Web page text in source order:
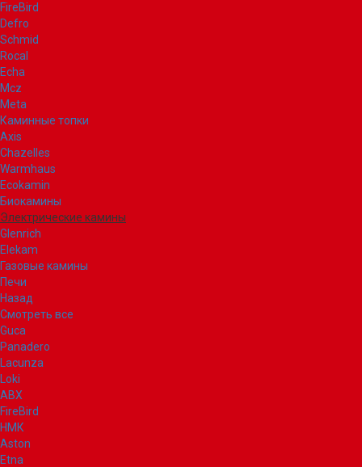
FireBird
Defro
Schmid
Rocal
Echa
Mcz
Meta
Каминные топки
Axis
Chazelles
Warmhaus
Ecokamin
Биокамины
Электрические камины
Glenrich
Elekam
Газовые камины
Печи
Назад
Смотреть все
Guca
Panadero
Lacunza
Loki
ABX
FireBird
НМК
Aston
Etna